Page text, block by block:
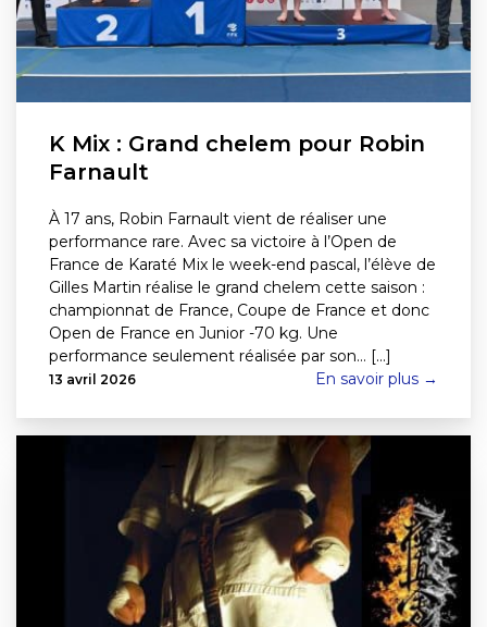
K Mix : Grand chelem pour Robin
Farnault
À 17 ans, Robin Farnault vient de réaliser une
performance rare. Avec sa victoire à l’Open de
France de Karaté Mix le week-end pascal, l’élève de
Gilles Martin réalise le grand chelem cette saison :
championnat de France, Coupe de France et donc
Open de France en Junior -70 kg. Une
performance seulement réalisée par son… [...]
13 avril 2026 En savoir plus →